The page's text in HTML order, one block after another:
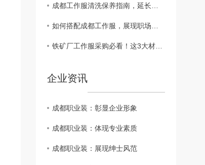
成都工作服清洗保养指南，延长使用寿命
如何搭配成都工作服，展现职场精彩
铁矿厂工作服采购必看！这3大材质误区，害了多少企业？?
企业资讯
成都职业装：彰显企业形象
成都职业装：体现专业素质
成都职业装：展现绅士风范